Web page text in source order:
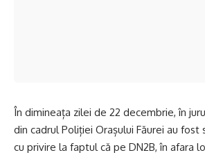
În dimineața zilei de 22 decembrie, în
din cadrul Poliției Orașului Făurei au fost
cu privire la faptul că pe DN2B, în afara